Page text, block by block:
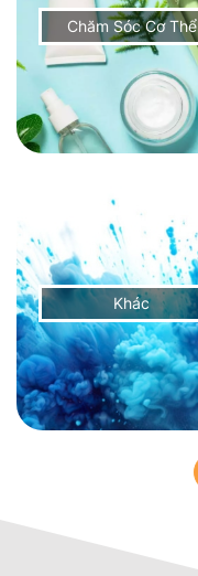
Chăm Sóc Cơ Thể
Khác